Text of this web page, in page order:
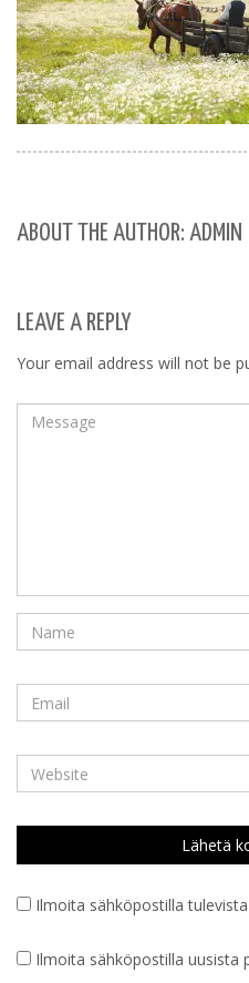
ABOUT THE AUTHOR: ADMIN
LEAVE A REPLY
Your email address will not be
Ilmoita sähköpostilla
Ilmoita sähköpostilla uusista